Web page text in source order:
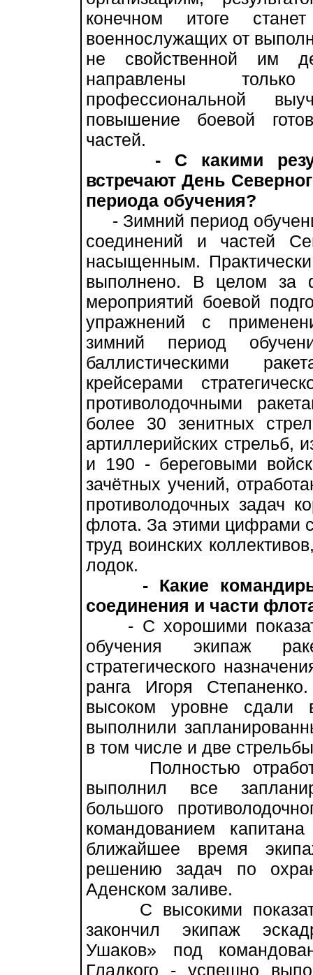
конечном итоге
военнослужащих от
не свойственной им
направлены
профессиональной
повышение боевой
частей.
- С какими
встречают День
периода обучения?
- Зимний период
соединений и частей
насыщенным.
выполнено. В целом за
мероприятий боевой
упражнений с
зимний период
баллистическими
крейсерами
противолодочными
более 30 зенитных
артиллерийских стрельб,
и 190 - береговыми
зачётных учений,
противолодочных задач
флота. За этими цифрами
труд воинских
лодок.
- Какие
соединения и части
- С хорошими
обучения экипаж
стратегического
ранга Игоря
высоком уровне сдали
выполнили
в том числе и две
Полностью
выполнил все
большого
командованием
ближайшее время
решению задач по
Аденском заливе.
С высокими
закончил экипаж
Ушаков» под
Гладкого - успешно